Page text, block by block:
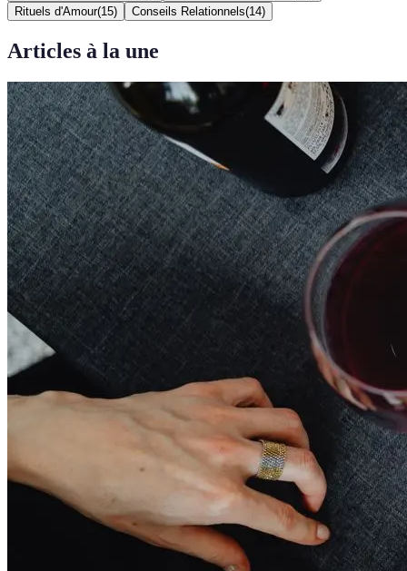
Rituels d'Amour(15) Conseils Relationnels(14)
Articles à la une